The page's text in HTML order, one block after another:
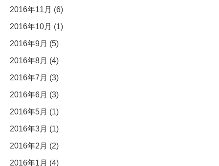
2016年11月 (6)
2016年10月 (1)
2016年9月 (5)
2016年8月 (4)
2016年7月 (3)
2016年6月 (3)
2016年5月 (1)
2016年3月 (1)
2016年2月 (2)
2016年1月 (4)